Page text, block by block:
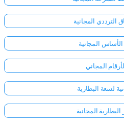
الترددي المجانية
المجانية
المجاني
لسعة البطارية
المجانية